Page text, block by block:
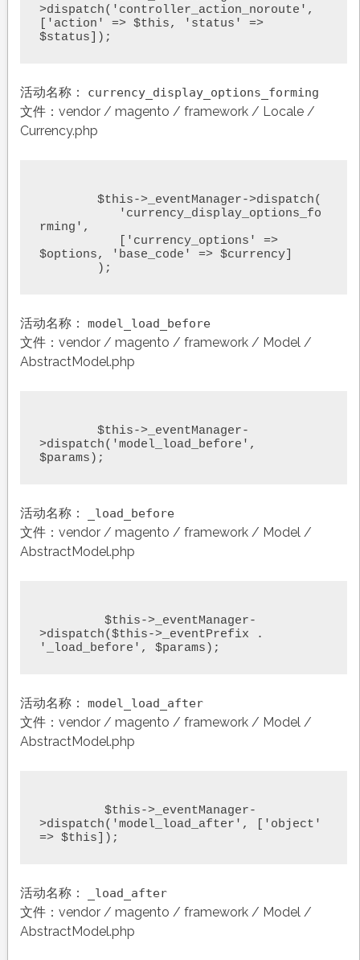
>dispatch('controller_action_noroute',
['action' => $this, 'status' =>
$status]);
活动名称： currency_display_options_forming
文件：vendor / magento / framework / Locale /
Currency.php
rming',
$options, 'base_code' => $currency]
	);
活动名称： model_load_before
文件：vendor / magento / framework / Model /
AbstractModel.php
>dispatch('model_load_before',
$params);
活动名称： _load_before
文件：vendor / magento / framework / Model /
AbstractModel.php
>dispatch($this->_eventPrefix .
'_load_before', $params);
活动名称： model_load_after
文件：vendor / magento / framework / Model /
AbstractModel.php
>dispatch('model_load_after', ['object'
=> $this]);
活动名称： _load_after
文件：vendor / magento / framework / Model /
AbstractModel.php